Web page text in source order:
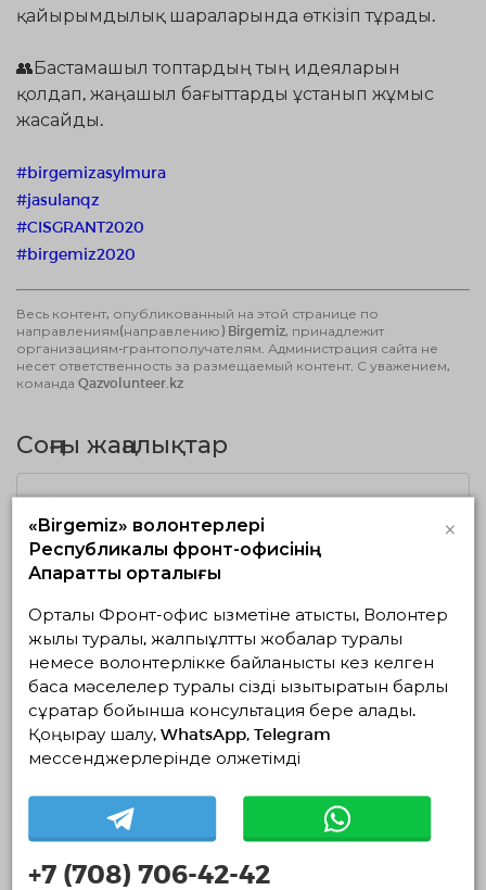
қайырымдылық шараларында өткізіп тұрады.
👥Бастамашыл топтардың тың идеяларын
қолдап, жаңашыл бағыттарды ұстанып жұмыс
жасайды.
#birgemizasylmura
#jasulanqz
#CISGRANT2020
#birgemiz2020
Весь контент, опубликованный на этой странице по
направлениям(направлению) Birgemiz, принадлежит
организациям-грантополучателям. Администрация сайта не
несет ответственность за размещаемый контент. С уважением,
команда Qazvolunteer.kz
Соңғы жаңалықтар
Қазақстанның үкіметтік емес волонтерлік
ұйымдарының деректерін жаңарту
жүргізілуде
ТОЛЫҒЫРАҚ
17.07.2026
Ұлттық волонтерлік желіде Шанхай
қаласының Әлеуметтік жұмыс
өтті
ТОЛЫҒЫРАҚ
«Birgemiz» волонтерлері
Республикалық фронт-офисінің
Ақпараттық орталығы
×
Орталық Фронт-офис қызметіне қатысты, Волонтер
жылы туралы, жалпыұлттық жобалар туралы
немесе волонтерлікке байланысты кез келген
басқа мәселелер туралы сізді қызықтыратын барлық
сұрақтар бойынша консультация бере алады.
Қоңырау шалу, WhatsApp, Telegram
мессенджерлерінде қолжетімді
+7 (708) 706-42-42